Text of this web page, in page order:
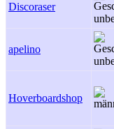
Discoraser
apelino
Hoverboardshop